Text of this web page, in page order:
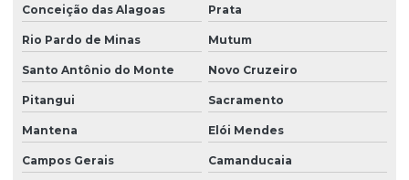
Conceição das Alagoas Prata
Rio Pardo de Minas Mutum
Santo Antônio do Monte Novo Cruzeiro
Pitangui Sacramento
Mantena Elói Mendes
Campos Gerais Camanducaia